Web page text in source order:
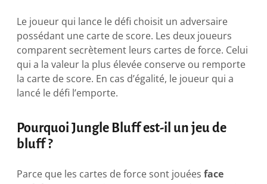
Le joueur qui lance le défi choisit un adversaire
possédant une carte de score. Les deux joueurs
comparent secrètement leurs cartes de force. Celui
qui a la valeur la plus élevée conserve ou remporte
la carte de score. En cas d’égalité, le joueur qui a
lancé le défi l’emporte.
Pourquoi Jungle Bluff est-il un jeu de
bluff ?
Parce que les cartes de force sont jouéesface